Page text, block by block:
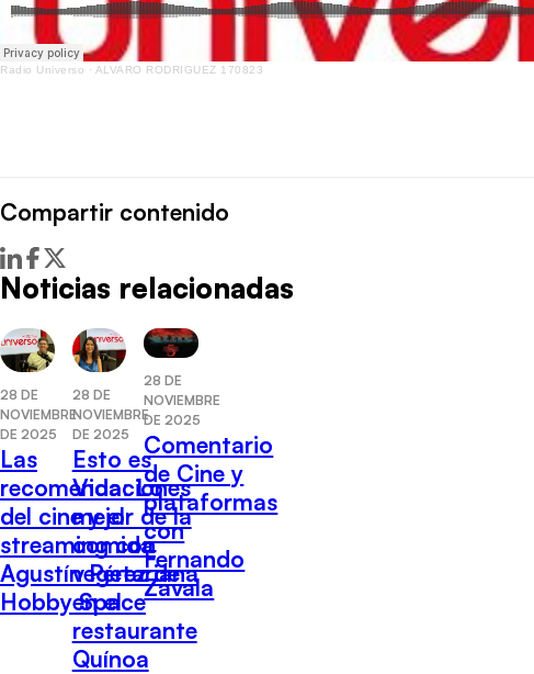
Radio Universo · ALVARO RODRIGUEZ 170823
Compartir contenido
Noticias relacionadas
28 DE
NOVIEMBRE
DE 2025
Las
recomendaciones
del cine y el
streaming con
Agustín Pérez de
Hobby Space
28 DE
NOVIEMBRE
DE 2025
Esto es
Vida: Lo
mejor de la
comida
vegetariana
en el
restaurante
Quínoa
28 DE
NOVIEMBRE
DE 2025
Comentario
de Cine y
plataformas
con
Fernando
Zavala